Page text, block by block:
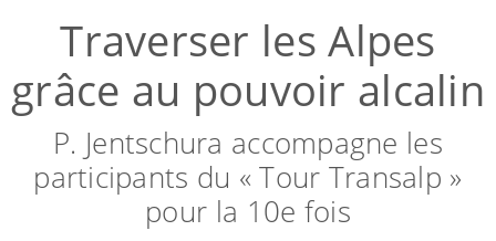
Traverser les Alpes
grâce au pouvoir alcalin
P. Jentschura accompagne les
participants du « Tour Transalp »
pour la 10e fois